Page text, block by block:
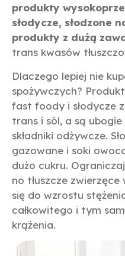
produkty
słodycze, słodzone
produkty z dużą
trans kwasów
Dlaczego lepiej nie
spożywczych?
fast foody i słodycze
trans i sól, a są
składniki odżywcze.
gazowane i soki
dużo cukru.
no tłuszcze
się do wzrostu
całkowitego i tym
krążenia.